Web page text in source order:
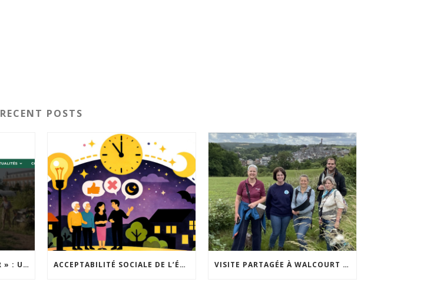
RECENT POSTS
« INSPIRONS LE QUARTIER » : UN NOUVEL APPEL À PROJETS EST LANCÉ ! ACCEPTABILITÉ SOCIALE DE L’ÉCLAIRAGE NOCTURNE : LE REPLAY EST DISPONIBLE VISITE PARTAGÉE À WALCOURT : UNE DÉMARCHE PARTICIPATIVE ANIMÉE PAR ESPACE ENVIRONNEMENT